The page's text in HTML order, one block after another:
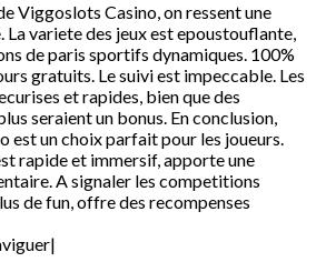
Viggoslots Casino, on ressent une
La variete des jeux est epoustouflante,
de paris sportifs dynamiques. 100%
gratuits. Le suivi est impeccable. Les
et rapides, bien que des
seraient un bonus. En conclusion,
est un choix parfait pour les joueurs.
rapide et immersif, apporte une
A signaler les competitions
de fun, offre des recompenses